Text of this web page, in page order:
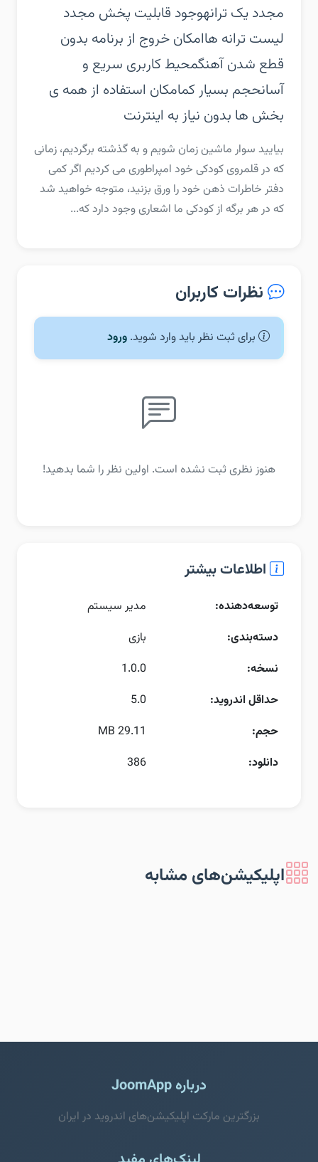
مجدد یک ترانهوجود قابلیت پخش مجدد
لیست ترانه هاامکان خروج از برنامه بدون
قطع شدن آهنگمحیط کاربری سریع و
آسانحجم بسیار کمامکان استفاده از همه ی
بخش ها بدون نیاز به اینترنت
بیایید سوار ماشین زمان شویم و به گذشته برگردیم، زمانی
که در قلمروی کودکی خود امپراطوری می کردیم اگر کمی
دفتر خاطرات ذهن خود را ورق بزنید، متوجه خواهید شد
که در هر برگه از کودکی ما اشعاری وجود دارد که...
نظرات کاربران
برای ثبت نظر باید وارد شوید. ورود
هنوز نظری ثبت نشده است. اولین نظر را شما بدهید!
اطلاعات بیشتر
توسعه‌دهنده:
مدیر سیستم
دسته‌بندی:
بازی
نسخه:
1.0.0
حداقل اندروید:
5.0
حجم:
29.11 MB
دانلود:
386
اپلیکیشن‌های مشابه
درباره JoomApp
بزرگترین مارکت اپلیکیشن‌های اندروید در ایران